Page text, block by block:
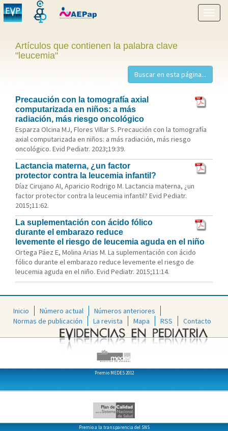
menú
Artículos que contienen la palabra clave
"leucemia"
Precaución con la tomografía axial
computarizada en niños: a más
radiación, más riesgo oncológico
Esparza Olcina MJ, Flores Villar S. Precaución con la tomografía
axial computarizada en niños: a más radiación, más riesgo
oncológico. Evid Pediatr. 2023;19:39.
Lactancia materna, ¿un factor
protector contra la leucemia infantil?
Díaz Cirujano AI, Aparicio Rodrigo M. Lactancia materna, ¿un
factor protector contra la leucemia infantil? Evid Pediatr.
2015;11:62.
La suplementación con ácido fólico
durante el embarazo reduce
levemente el riesgo de leucemia aguda en el niño
Ortega Páez E, Molina Arias M. La suplementación con ácido
fólico durante el embarazo reduce levemente el riesgo de
leucemia aguda en el niño. Evid Pediatr. 2015;11:14.
Inicio Número actual
Números anteriores
Normas de publicación
La revista Mapa RSS Contacto
Premio MEDES 2012
Premio a la transparencia del SNS